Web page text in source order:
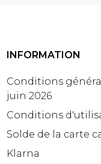
INFORMATION
Conditions
juin 2026
Conditions
Solde de la carte
Klarna